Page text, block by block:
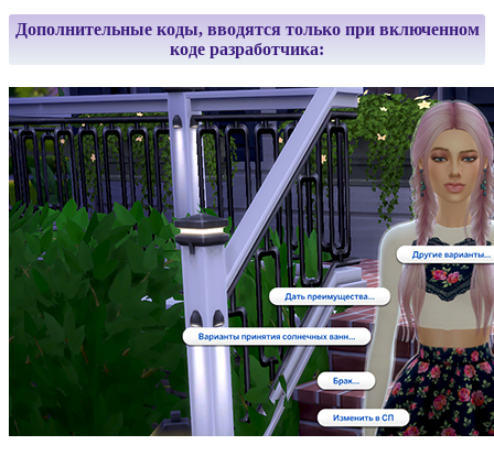
Дополнительные коды, вводятся только при включенном
коде разработчика: